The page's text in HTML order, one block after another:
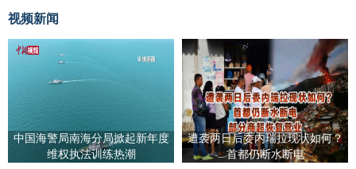
视频新闻
中国海警局南海分局掀起新年度
维权执法训练热潮
遭袭两日后委内瑞拉现状如何？
首都仍断水断电